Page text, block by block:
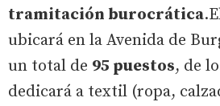
tramitación burocrática
ubicará en la Avenida de
un total de 95 puestos, de
dedicará a textil (ropa,